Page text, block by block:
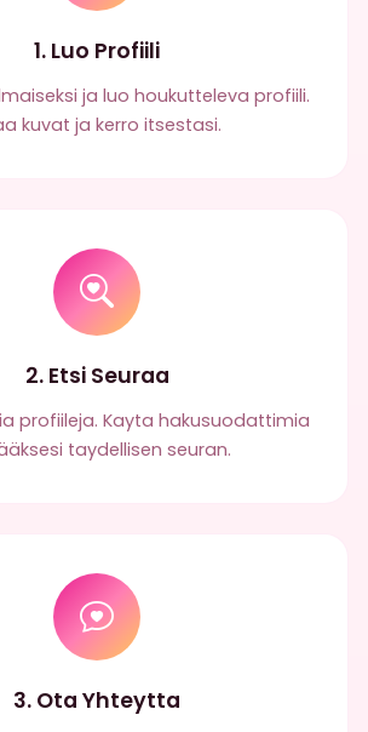
1. Luo Profiili
ja luo houkutteleva profiili.
kuvat ja kerro itsestasi.
2. Etsi Seuraa
profiileja. Kayta hakusuodattimia
taydellisen seuran.
3. Ota Yhteytta